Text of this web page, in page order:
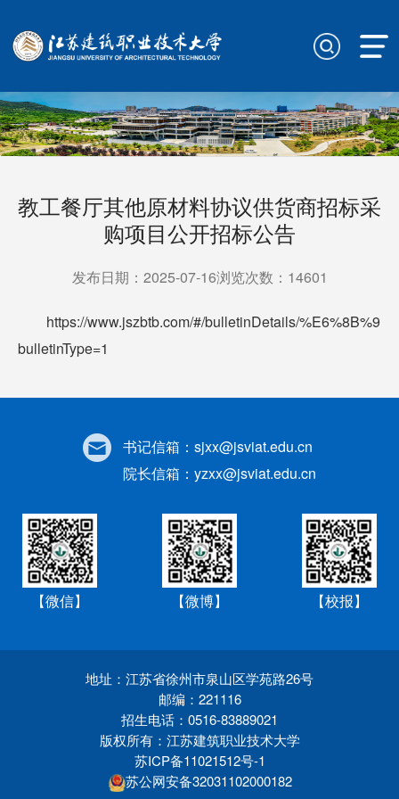
教工餐厅其他原材料协议供货商招标采
购项目公开招标公告
发布日期：2025-07-16浏览次数： 14601
https://www.jszbtb.com/#/bulletinDetails/
bulletinType=1
书记信箱： sjxx@jsviat.edu.cn
院长信箱： yzxx@jsviat.edu.cn
【微信】 【微博】 【校报】
地址：江苏省徐州市泉山区学苑路26号
邮编：221116
招生电话：0516-83889021
版权所有：江苏建筑职业技术大学
苏ICP备11021512号-1
苏公网安备32031102000182